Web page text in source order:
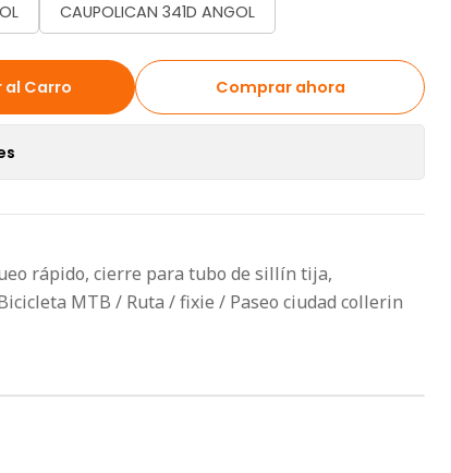
CAUPOLICAN 341D ANGOL
al Carro Comprar ahora
rápido, cierre para tubo de sillín tija,
MTB / Ruta / fixie / Paseo ciudad collerin